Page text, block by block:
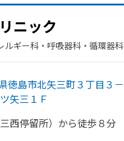
ニック
ルギー科・​呼吸器科・​循環器科
徳島市北矢三町３丁目３－
矢三１Ｆ
三西停留所）から徒歩８分